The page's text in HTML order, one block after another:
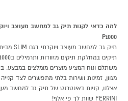
P1000
מגוון, זמינות ושירות בלתי מתפשרים לצד
FERRINI שוות לך פי אלף!